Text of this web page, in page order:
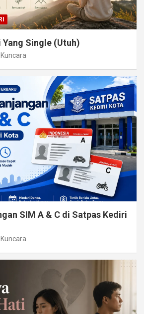
Single (Utuh)
SIM A & C di Satpas Kediri